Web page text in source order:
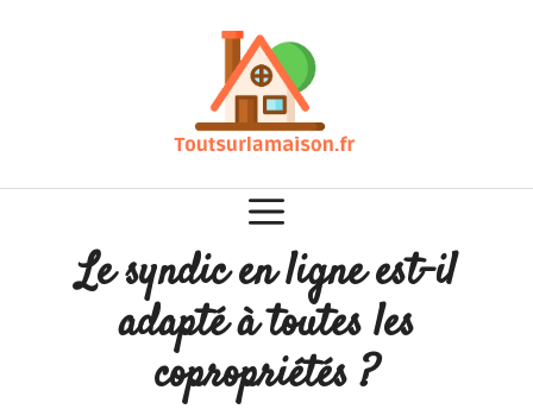
Le syndic en ligne est-il
adapté à toutes les
copropriétés ?